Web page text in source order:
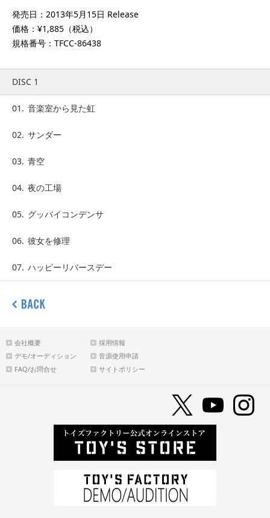
発売日：2013年5月15日 Release
価格：¥1,885（税込）
規格番号：TFCC-86438
DISC 1
01. 音楽室から見た虹
02. サンダー
03. 青空
04. 夜の工場
05. グッバイコンデンサ
06. 彼女を修理
07. ハッピーリバースデー
会社概要
採用情報
デモ/オーディション
音源使用申請
FAQ/お問合せ
サイトポリシー